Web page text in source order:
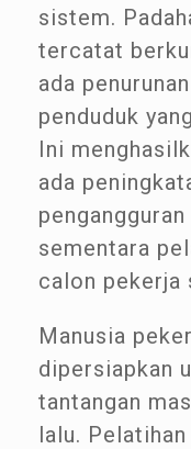
sistem.
tercatat
ada
penduduk
Ini
ada
sementara
calon pekerja
Manusia
dipersiapkan
tantangan
lalu.